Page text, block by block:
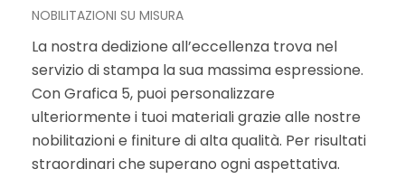
NOBILITAZIONI SU MISURA
La nostra dedizione all’eccellenza trova nel
servizio di stampa la sua massima espressione.
Con Grafica 5, puoi personalizzare
ulteriormente i tuoi materiali grazie alle nostre
nobilitazioni e finiture di alta qualità. Per risultati
straordinari che superano ogni aspettativa.